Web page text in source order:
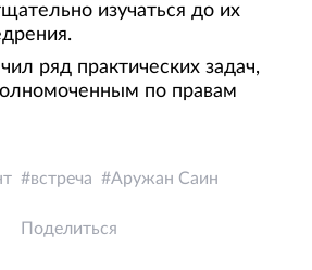
изучаться до их
ряд практических задач,
по правам
встреча Аружан Саин
Поделиться